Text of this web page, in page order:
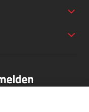
Newsletter an.